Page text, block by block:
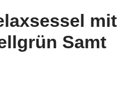
mit
Samt